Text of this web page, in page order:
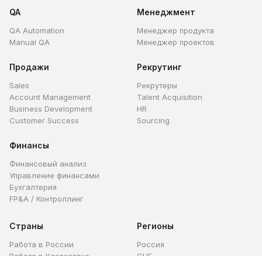
QA
QA Automation
Manual QA
Менеджмент
Менеджер продукта
Менеджер проектов
Продажи
Sales
Account Management
Business Development
Customer Success
Рекрутинг
Рекрутеры
Talent Acquisition
HR
Sourcing
Финансы
Финансовый анализ
Управление финансами
Бухгалтерия
FP&A / Контроллинг
Страны
Работа в России
Регионы
Россия